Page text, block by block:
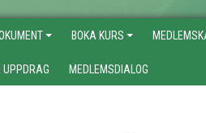
BOKA KURS
UPPDRAG MEDLEMSDIALOG